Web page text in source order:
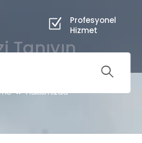
Profesyonel
Hizmet
Tanıyın
Hakkımızda